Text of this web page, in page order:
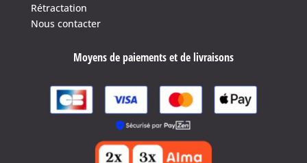
Rétractation
Nous contacter
Moyens de paiements et de livraisons